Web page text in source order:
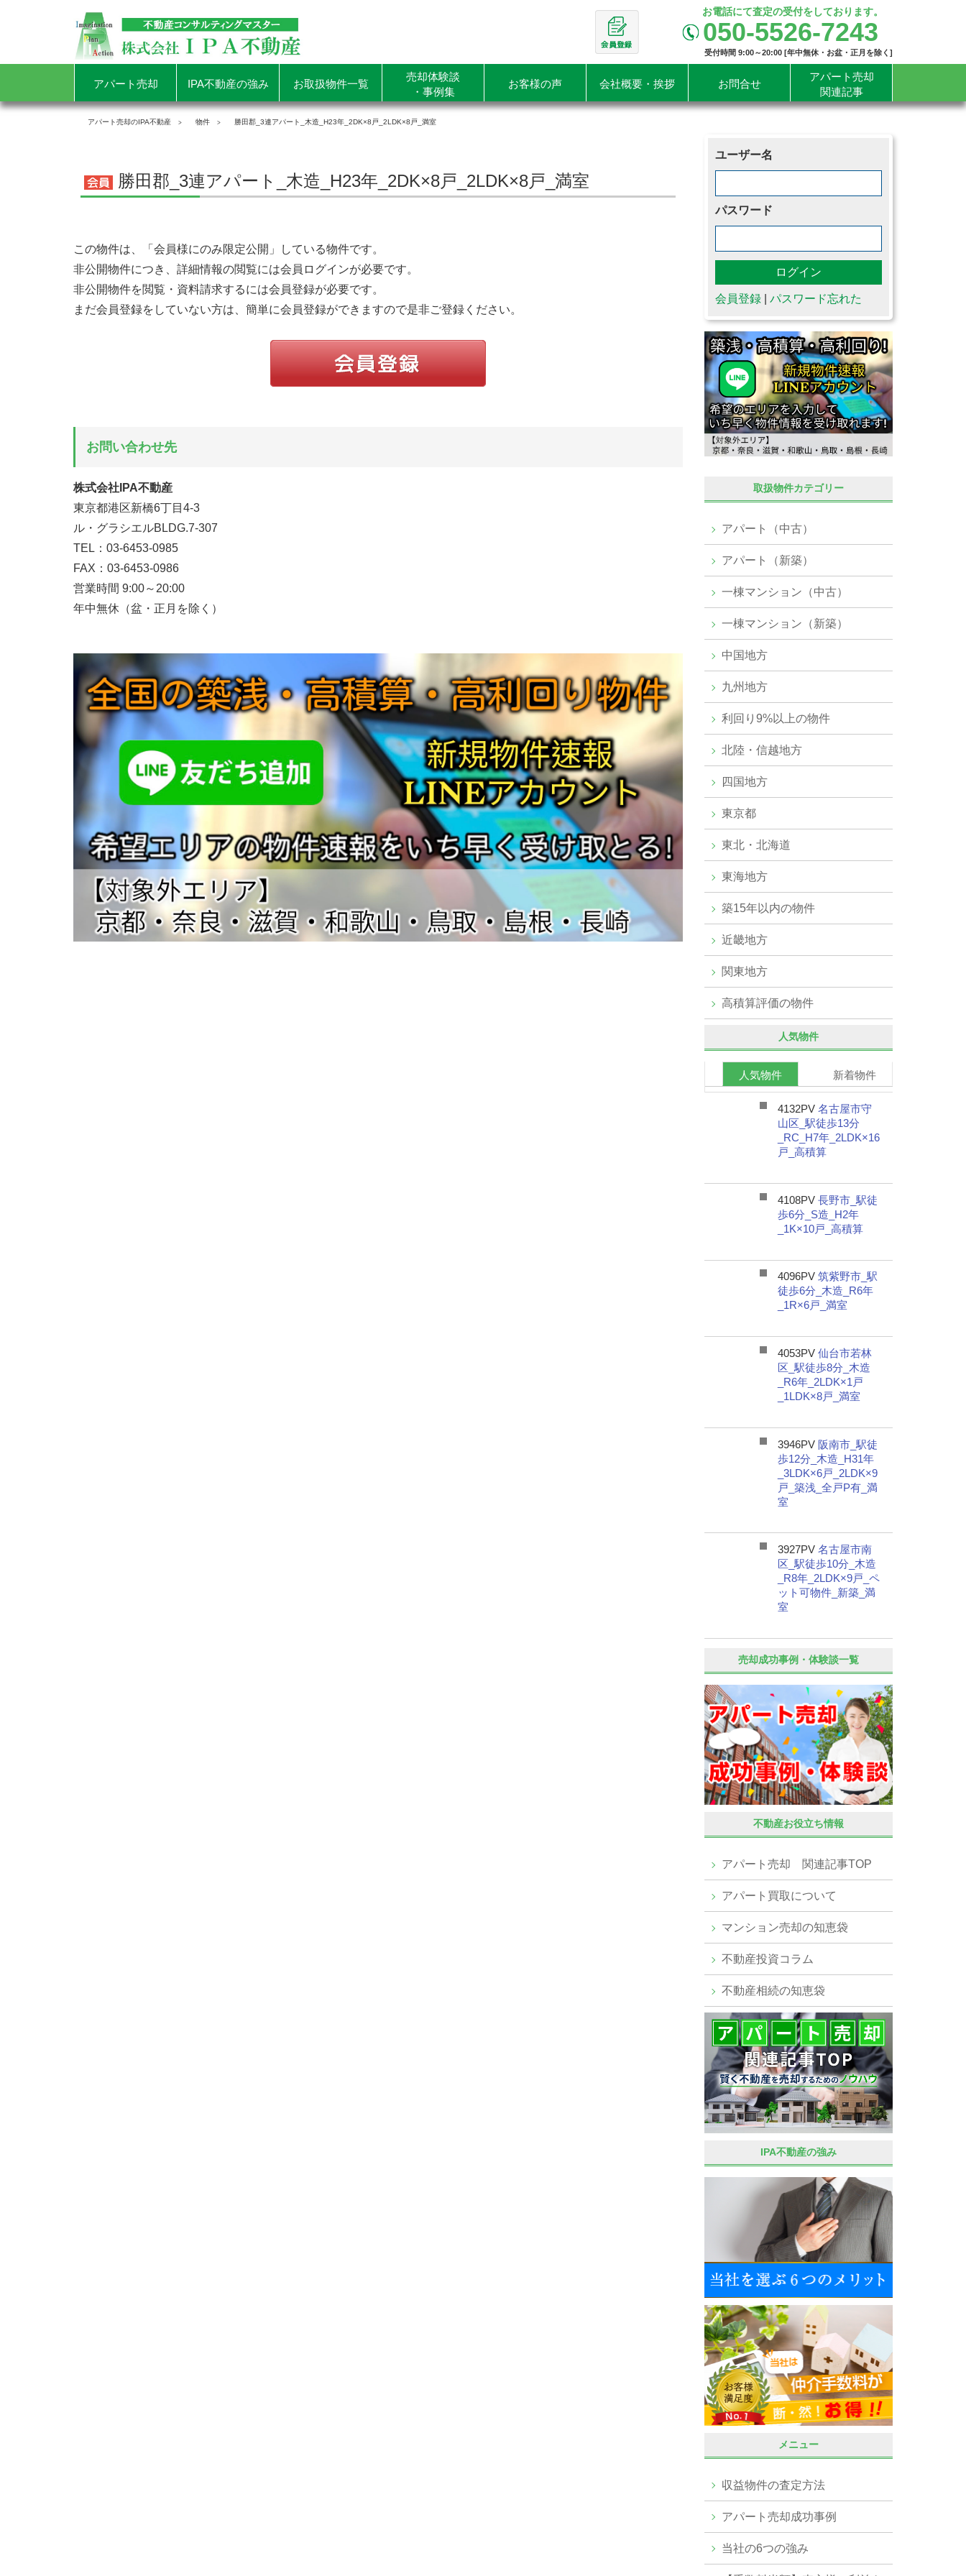
お電話にて査定の受付をしております。
050-5526-7243
受付時間 9:00～20:00 [年中無休・お盆・正月を除く]
アパート売却 IPA不動産の強み お取扱物件一覧
売却体験談
・事例集
お客様の声 会社概要・挨拶 お問合せ
アパート売却
関連記事
アパート売却のIPA不動産 物件 勝田郡_3連アパート_木造_H23年_2DK×8戸_2LDK×8戸_満室
勝田郡_3連アパート_木造_H23年_2DK×8戸_2LDK×8戸_満室
この物件は、「会員様にのみ限定公開」している物件です。
非公開物件につき、詳細情報の閲覧には会員ログインが必要です。
非公開物件を閲覧・資料請求するには会員登録が必要です。
まだ会員登録をしていない方は、簡単に会員登録ができますので是非ご登録ください。
お問い合わせ先
株式会社IPA不動産
東京都港区新橋6丁目4-3
ル・グラシエルBLDG.7-307
TEL：03-6453-0985
FAX：03-6453-0986
営業時間 9:00～20:00
年中無休（盆・正月を除く）
ユーザー名
パスワード
会員登録| パスワード忘れた
取扱物件カテゴリー
アパート（中古）
アパート（新築）
一棟マンション（中古）
一棟マンション（新築）
中国地方
九州地方
利回り9%以上の物件
北陸・信越地方
四国地方
東京都
東北・北海道
東海地方
築15年以内の物件
近畿地方
関東地方
高積算評価の物件
人気物件
人気物件 新着物件
4132PV 名古屋市守
山区_駅徒歩13分
_RC_H7年_2LDK×16
戸_高積算
4108PV 長野市_駅徒
歩6分_S造_H2年
_1K×10戸_高積算
4096PV 筑紫野市_駅
徒歩6分_木造_R6年
_1R×6戸_満室
4053PV 仙台市若林
区_駅徒歩8分_木造
_R6年_2LDK×1戸
_1LDK×8戸_満室
3946PV 阪南市_駅徒
歩12分_木造_H31年
_3LDK×6戸_2LDK×9
戸_築浅_全戸P有_満
室
3927PV 名古屋市南
区_駅徒歩10分_木造
_R8年_2LDK×9戸_ペ
ット可物件_新築_満
室
売却成功事例・体験談一覧
不動産お役立ち情報
アパート売却 関連記事TOP
アパート買取について
マンション売却の知恵袋
不動産投資コラム
不動産相続の知恵袋
IPA不動産の強み
メニュー
収益物件の査定方法
アパート売却成功事例
当社の6つの強み